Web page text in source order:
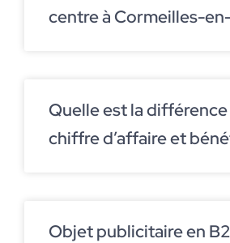
centre à Cormeilles-
Quelle est la
chiffre d’affaire et
Objet publicitaire en